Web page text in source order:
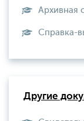
Архивная
Справка-
Другие